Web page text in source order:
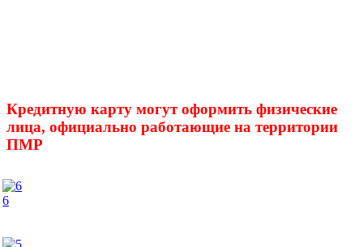
Кредитную карту могут оформить физические
лица, официально работающие на территории
ПМР
6